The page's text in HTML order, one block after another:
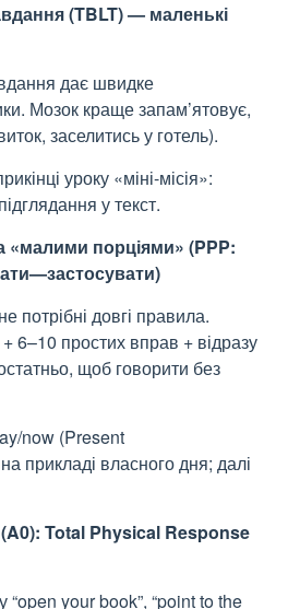
(TBLT) — маленькі
дає швидке
Мозок краще запам’ятовує,
заселитись у готель).
уроку «міні-місія»:
у текст.
«малими порціями» (PPP:
потрібні довгі правила.
6–10 простих вправ + відразу
щоб говорити без
now (Present
прикладі власного дня; далі
Total Physical Response
“open your book”, “point to the